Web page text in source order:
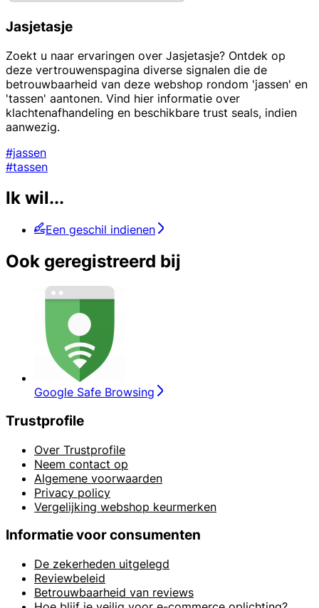
Jasjetasje
Zoekt u naar ervaringen over Jasjetasje? Ontdek op
deze vertrouwenspagina diverse signalen die de
betrouwbaarheid van deze webshop rondom 'jassen' en
'tassen' aantonen. Vind hier informatie over
klachtenafhandeling en beschikbare trust seals, indien
aanwezig.
#jassen
#tassen
Ik wil...
Een geschil indienen
Ook geregistreerd bij
Google Safe Browsing
Trustprofile
Over Trustprofile
Neem contact op
Algemene voorwaarden
Privacy policy
Vergelijking webshop keurmerken
Informatie voor consumenten
De zekerheden uitgelegd
Reviewbeleid
Betrouwbaarheid van reviews